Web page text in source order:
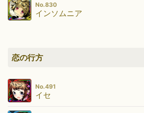
No.830
インソムニア
恋の行方
No.491
イセ